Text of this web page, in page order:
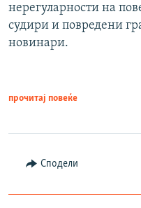
нерегуларности на
судири и повредени
новинари.
прочитај повеќе
Сподели